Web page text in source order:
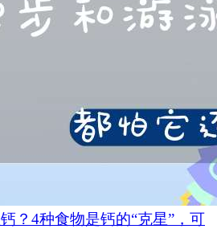
？4种食物是钙的“克星”，可